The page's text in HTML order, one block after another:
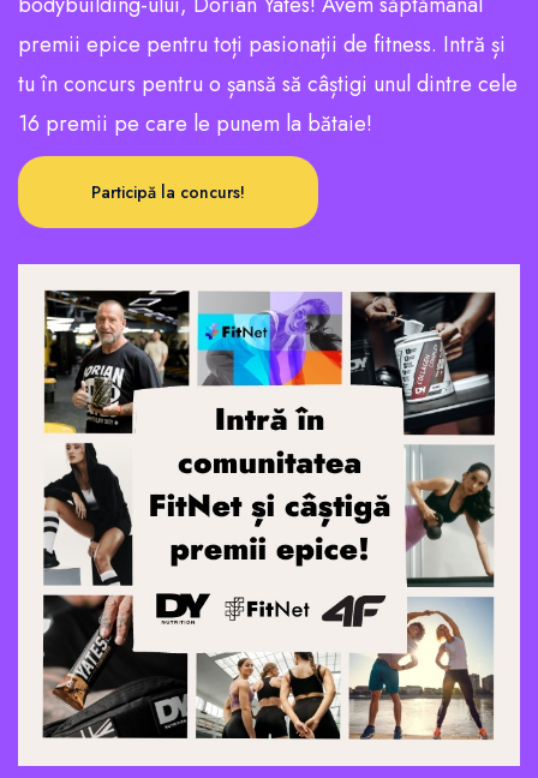
premii epice pentru toți pasionații de fitness. Intră și
tu în concurs pentru o șansă să câștigi unul dintre cele
16 premii pe care le punem la bătaie!
Participă la concurs!